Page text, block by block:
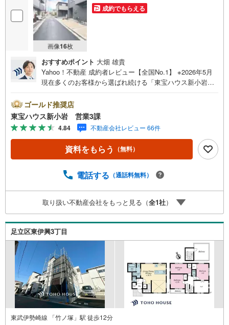
画像16枚
成約でもらえる
おすすめポイント 大畑 雄貴
Yahoo！不動産 成約者レビュー【全国No.1】 ※2026年5月
現在多くのお客様から選ばれ続ける「東宝ハウス新小岩」
見学OK■営業時間内（9:00～20:00）はお電話でのご連絡が
スムーズです。ご自宅への送迎・最寄駅でのお待ち合わせ
等、お気軽にご相談ください。 選ばれる3つの「圧倒的メ
リット」 （1）【業界最低水準の提携住宅ローン】「他社
で断られた」「借入がある」方も独自審査で多数承認！優
遇金利と各種手数料0円でお得に。（2）【未来カレンダー
ュレーション。「月々いくらなら安心か」をプロが明確に
はありません。専属FPがお引渡し後も一生涯お守りしま
す。 Yahoo！不動産キャンペーン対象店舗 当店でのご成約
でPayPayボーナスがもらえるキャンペーン対象です！※必
ずYahoo！ JAPAN IDでログインの上お問い合わせくださ
い。
ゴールド推奨店
東宝ハウス新小岩 営業3課
4.84 不動産会社レビュー 66件
資料をもらう （無料）
電話する （通話料無料）
取り扱い不動産会社をもっと見る（全1社）
足立区東伊興3丁目
東武伊勢崎線 「竹ノ塚」駅 徒歩12分